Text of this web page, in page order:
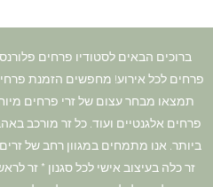
ברוכים הבאים לסטודיו פרחים
פרחים לכל אירוע! מחפשים הזמנת
תמצאו מבחר עצום של זרי פרחים
פרחים אלגנטיים ועוד. כל זר מורכב
ביותר. אנו מתמחים במגוון רחב של
זר כלה בעיצוב אישי לכל סגנון * זר